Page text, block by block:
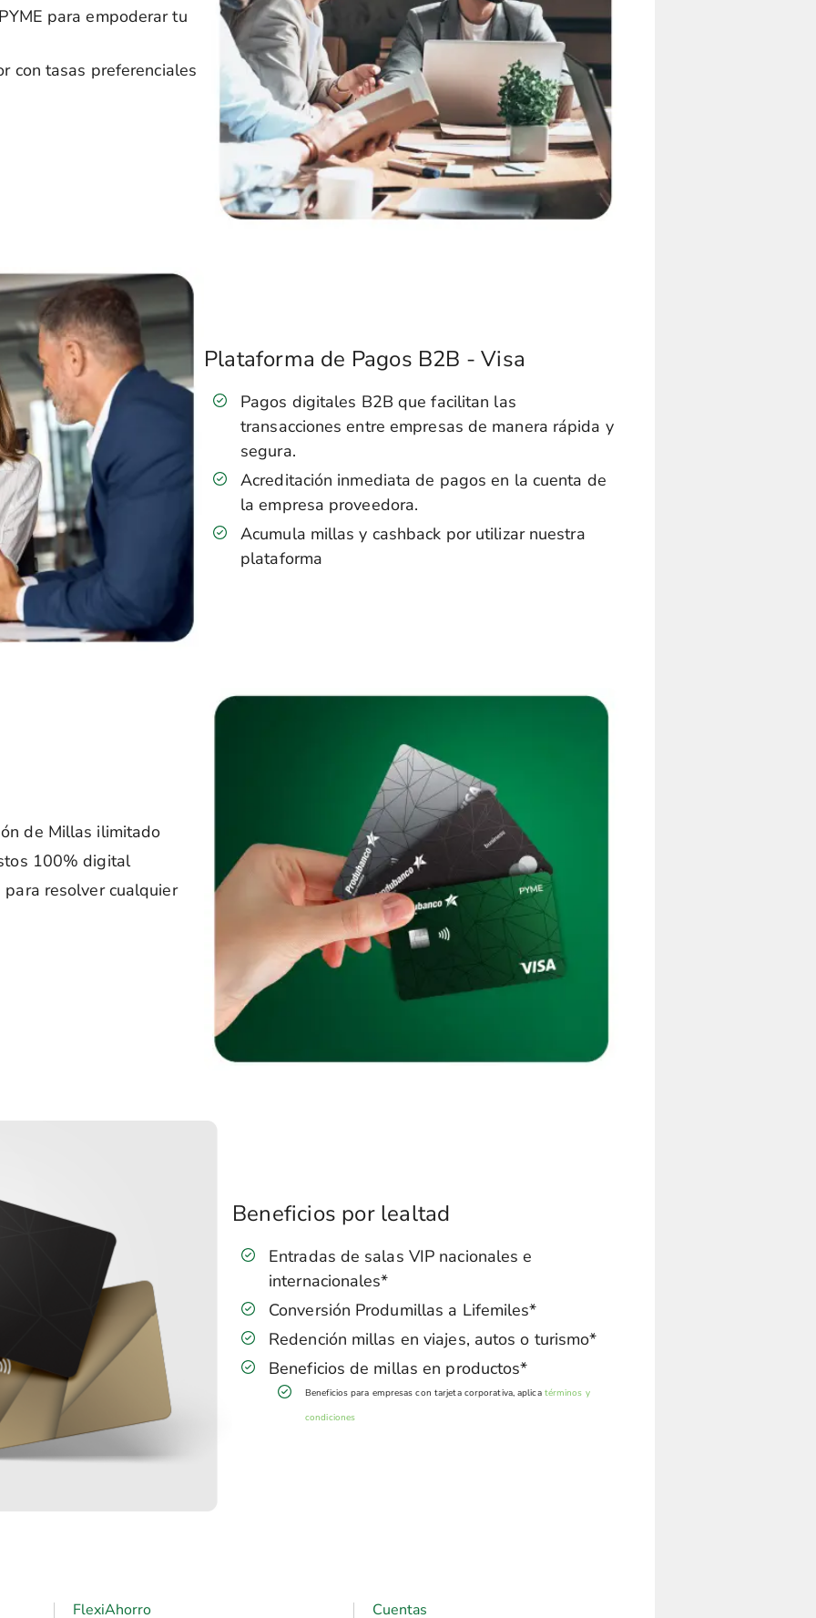
para empoderar tu
con tasas preferenciales
Plataforma de Pagos B2B - Visa
Pagos digitales B2B que facilitan las
transacciones entre empresas de manera rápida y
segura.
Acreditación inmediata de pagos en la cuenta de
la empresa proveedora.
Acumula millas y cashback por utilizar nuestra
plataforma
de Millas ilimitado
100% digital
resolver cualquier
Beneficios por lealtad
Entradas de salas VIP nacionales e
internacionales*
Conversión Produmillas a Lifemiles*
Redención millas en viajes, autos o turismo*
Beneficios de millas en productos*
Beneficios para empresas con tarjeta corporativa, aplica términos y
condiciones
FlexiAhorro Cuentas